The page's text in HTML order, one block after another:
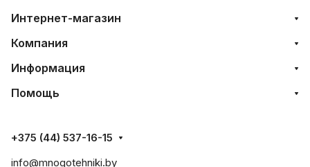
Интернет-магазин
Компания
Информация
Помощь
+375 (44) 537-16-15
info@mnogotehniki.by